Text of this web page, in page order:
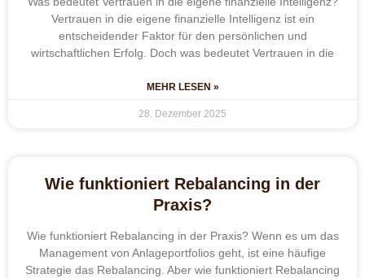
Vertrauen in die eigene finanzielle Intelligenz ist ein
entscheidender Faktor für den persönlichen und
wirtschaftlichen Erfolg. Doch was bedeutet Vertrauen in die
MEHR LESEN »
28. Dezember 2025
Wie funktioniert Rebalancing in der
Praxis?
Wie funktioniert Rebalancing in der Praxis? Wenn es um das
Management von Anlageportfolios geht, ist eine häufige
Strategie das Rebalancing. Aber wie funktioniert Rebalancing